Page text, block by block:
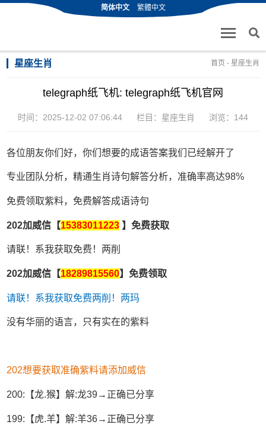
简体中文 繁體中文
星座生肖 首页 - 星座生肖
telegraph纸飞机: telegraph纸飞机官网
时间：2025-12-02 07:06:44 栏目： 星座生肖 浏览：144
各位朋友你们好，你们想要的成语答案我们已经解开了
专业团队分析，精通生肖诗句解答分析，准确率高达98%
免费领取紫料，免费解答成语诗句
202加威信【15383011223 】免费获取
请联！系我获取免费！两削
202加威信【18289815560】免费领取
请联！系我获取免费两削！两玛
没有华丽的语言，只有实在的紫料
202想要获取准确紫料请添加威信
200:【龙.猴】解:龙39→正确已分享
199:【虎.羊】解:羊36→正确已分享